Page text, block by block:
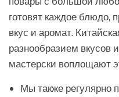
готовят каждое блюдо,
вкус и аромат.
разнообразием вкусов
мастерски воплощают
Мы также регулярно